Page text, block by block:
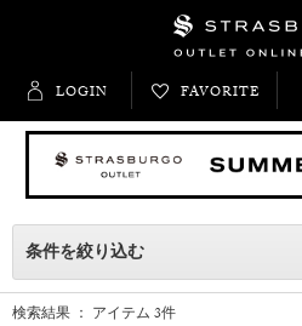
LOGIN FAVORITE
条件を絞り込む
検索結果 ： アイテム 3件